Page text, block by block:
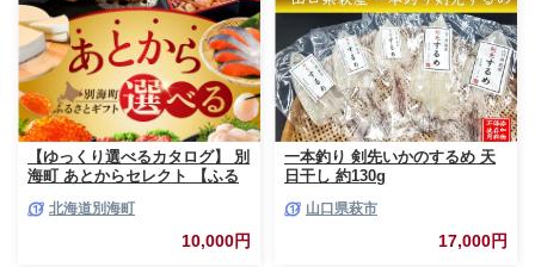
【ゆっくり選べるカタログ】 別
海町 あとからセレクト 【ふる
とから選べる！ ギフト いくら
ほたて 海鮮 牛肉 ケーキ アイス
【BY0000010】（ 後から選べ
北海道別海町
10,000円
一本釣り 剣先いかのするめ 天
日干し 約130g
山口県萩市
17,000円